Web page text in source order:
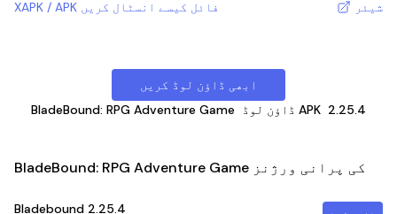
XAPK / APK فائل کیسے انسٹال کریں شیئر
ابھی ڈاؤن لوڈ کریں
BladeBound: RPG Adventure Game
ڈاؤن لوڈ APK 2.25.4
BladeBound: RPG Adventure Game کی پرانی ورژنز
Bladebound 2.25.4